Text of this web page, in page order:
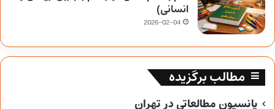
انسانی)
2026-02-04
مطالب برگزیده
پانسیون مطالعاتی در تهران